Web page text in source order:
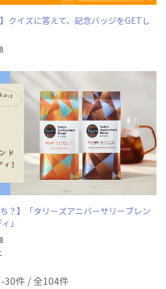
クイズに答えて、記念バッジをGETし
？】「タリーズアニバーサリーブレン
」
30件 / 全104件